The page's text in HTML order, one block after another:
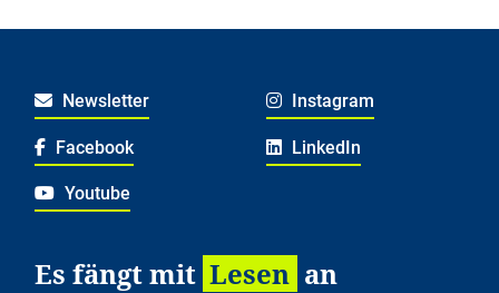
Newsletter Instagram
Facebook LinkedIn
Youtube
Es fängt mit Lesen an